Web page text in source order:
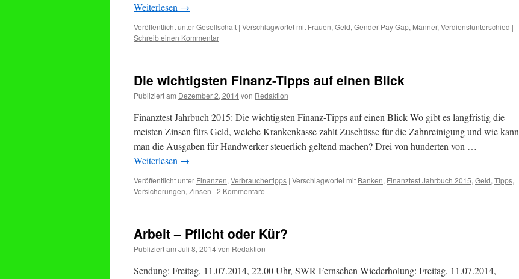
Weiterlesen →
Veröffentlicht unterGesellschaft | Verschlagwortet mit Frauen, Geld, Gender Pay Gap, Männer, Verdienstunterschied |
Schreib einen Kommentar
Die wichtigsten Finanz-Tipps auf einen Blick
Publiziert am Dezember 2, 2014von Redaktion
Finanztest Jahrbuch 2015: Die wichtigsten Finanz-Tipps auf einen Blick Wo gibt es langfristig die
meisten Zinsen fürs Geld, welche Krankenkasse zahlt Zuschüsse für die Zahnreinigung und wie kann
man die Ausgaben für Handwerker steuerlich geltend machen? Drei von hunderten von …
Weiterlesen →
Veröffentlicht unter Finanzen, Verbrauchertipps | Verschlagwortet mit Banken, Finanztest Jahrbuch 2015, Geld, Tipps,
Versicherungen, Zinsen | 2 Kommentare
Arbeit – Pflicht oder Kür?
Publiziert am Juli 8, 2014von Redaktion
Sendung: Freitag, 11.07.2014, 22.00 Uhr, SWR Fernsehen Wiederholung: Freitag, 11.07.2014,